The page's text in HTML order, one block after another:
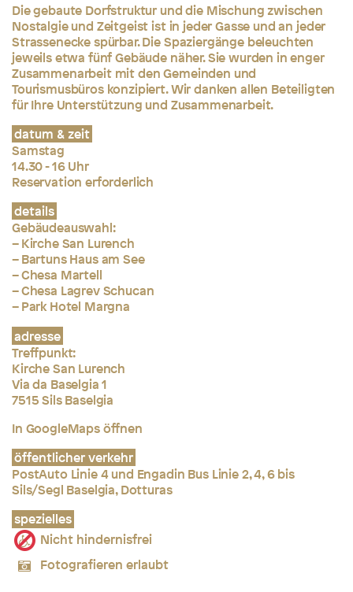
Die gebaute Dorfstruktur und die Mischung zwischen
Nostalgie und Zeitgeist ist in jeder Gasse und an jeder
Strassenecke spürbar. Die Spaziergänge beleuchten
jeweils etwa fünf Gebäude näher. Sie wurden in enger
Zusammenarbeit mit den Gemeinden und
Tourismusbüros konzipiert. Wir danken allen Beteiligten
für Ihre Unterstützung und Zusammenarbeit.
datum & zeit
Samstag
14.30 - 16 Uhr
Reservation erforderlich
details
Gebäudeauswahl:
– Kirche San Lurench
– Bartuns Haus am See
– Chesa Martell
– Chesa Lagrev Schucan
– Park Hotel Margna
adresse
Treffpunkt:
Kirche San Lurench
Via da Baselgia 1
7515 Sils Baselgia
In GoogleMaps öffnen
öffentlicher verkehr
PostAuto Linie 4 und Engadin Bus Linie 2, 4, 6 bis
Sils/Segl Baselgia, Dotturas
spezielles
Nicht hindernisfrei
Fotografieren erlaubt